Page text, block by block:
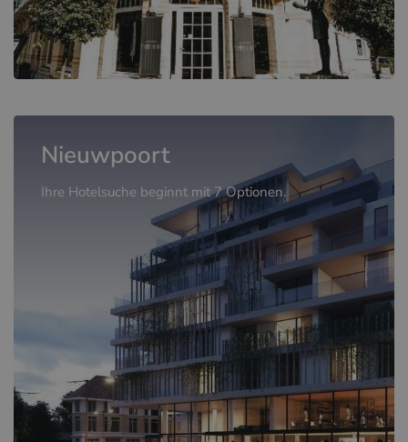
Nieuwpoort
Ihre Hotelsuche beginnt mit 7 Optionen.